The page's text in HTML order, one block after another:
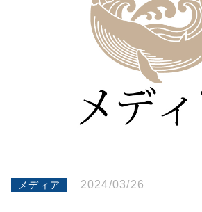
メディア 2024/03/26